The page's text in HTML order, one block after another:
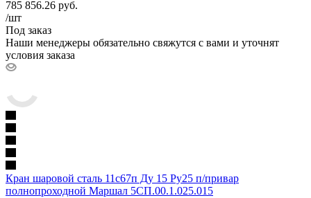
785 856.26 руб.
/шт
Под заказ
Наши менеджеры обязательно свяжутся с вами и уточнят
условия заказа
Кран шаровой сталь 11с67п Ду 15 Ру25 п/привар
полнопроходной Маршал 5СП.00.1.025.015